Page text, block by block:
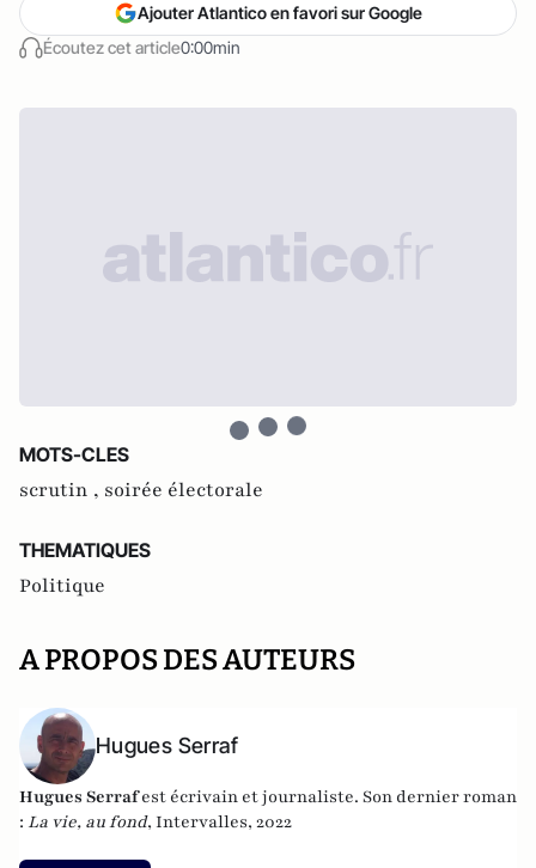
Écoutez cet article0:00min
Ajouter Atlantico en favori sur Google
MOTS-CLES
scrutin , soirée électorale
THEMATIQUES
Politique
A PROPOS DES AUTEURS
Hugues Serraf
Hugues Serrafest écrivain et journaliste. Son dernier roman
: La vie, au fond, Intervalles, 2022